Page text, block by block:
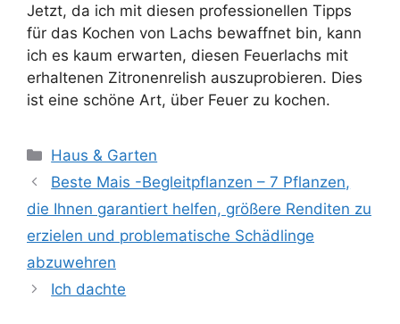
Jetzt, da ich mit diesen professionellen Tipps
für das Kochen von Lachs bewaffnet bin, kann
ich es kaum erwarten, diesen Feuerlachs mit
erhaltenen Zitronenrelish auszuprobieren. Dies
ist eine schöne Art, über Feuer zu kochen.
Kategorien
Haus & Garten
Beste Mais -Begleitpflanzen – 7 Pflanzen,
die Ihnen garantiert helfen, größere Renditen zu
erzielen und problematische Schädlinge
abzuwehren
Ich dachte